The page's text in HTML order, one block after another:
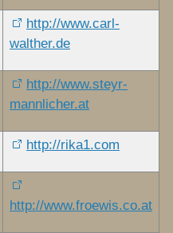
http://www.carl-
walther.de
http://www.steyr-
mannlicher.at
http://rika1.com
http://www.froewis.co.at